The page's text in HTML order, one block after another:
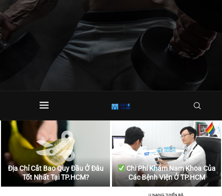
Địa Chỉ Cắt Bao Quy Đầu Ở Đâu
Tốt Nhất Tại TP.HCM?
Chi Phí Khám Nam Khoa Của
Các Bệnh Viện Ở TP.HCM